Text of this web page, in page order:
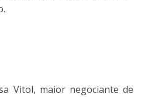
Vitol, maior negociante de